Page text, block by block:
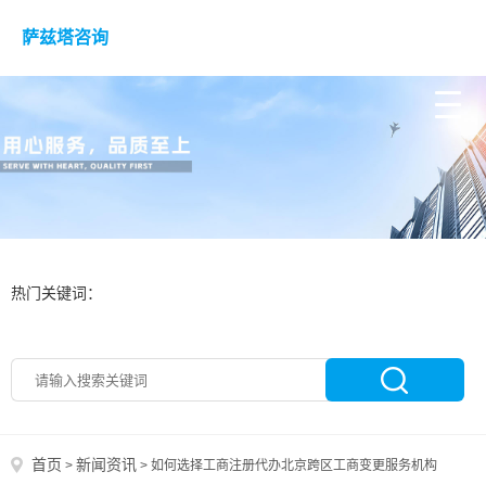
萨兹塔咨询
热门关键词：
首页 > 新闻资讯 > 如何选择工商注册代办北京跨区工商变更服务机构